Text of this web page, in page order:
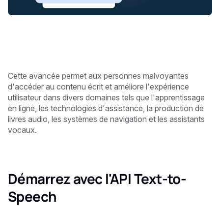
Cette avancée permet aux personnes malvoyantes
d'accéder au contenu écrit et améliore l'expérience
utilisateur dans divers domaines tels que l'apprentissage
en ligne, les technologies d'assistance, la production de
livres audio, les systèmes de navigation et les assistants
vocaux.
Démarrez avec l'API Text-to-
Speech